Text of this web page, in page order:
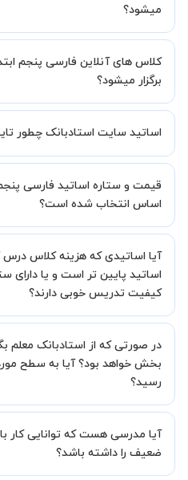
صورت گروهی برگزار کنید، این امکان
اضافه خواهد شد.
میشود؟
استاد تعیین خواهد شد.
همچنین کلاس های خصوصی به طور کلی
کلاس در یک مکان عمومی مانند
انجام دهید.
کلاس های آنلاین فارسی پنجم
برگزار میشود؟
اساتید سایت استادبانک چطور
در صورت رضایت از شیوه تدریس، استاد
دریافت میکند.
اساس رضایت شاگرد بررسی میکند.
قیمت و ستاره اساتید فارسی
اساس انتخاب شده است؟
در سامانه استادبانک می باشد.
ستاره اساتید به معنای سابقه تدریس
آیا اساتیدی که هزینه کلاس درس
اساتید پایین تر است و یا دارای
کیفیت تدریس خوبی دارند؟
نظرات ثبت شده شاگردان آنها نیز
اساتید دیگر به دلیل سابقه کاری کمتر
در صورتی که از استادبانک معلم
بخش خواهد بود؟ آیا به سطح
رسید؟
شما این اتفاق بیفتد و کلاس
برسید.
آیا مدرسی هست که توانایی کار
ضعیف را داشته باشد؟